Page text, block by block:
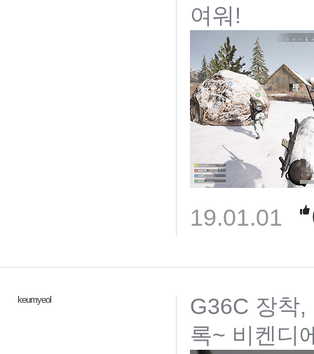
여워!
19.01.01
keumyeol
G36C 장착,
록~ 비켄디